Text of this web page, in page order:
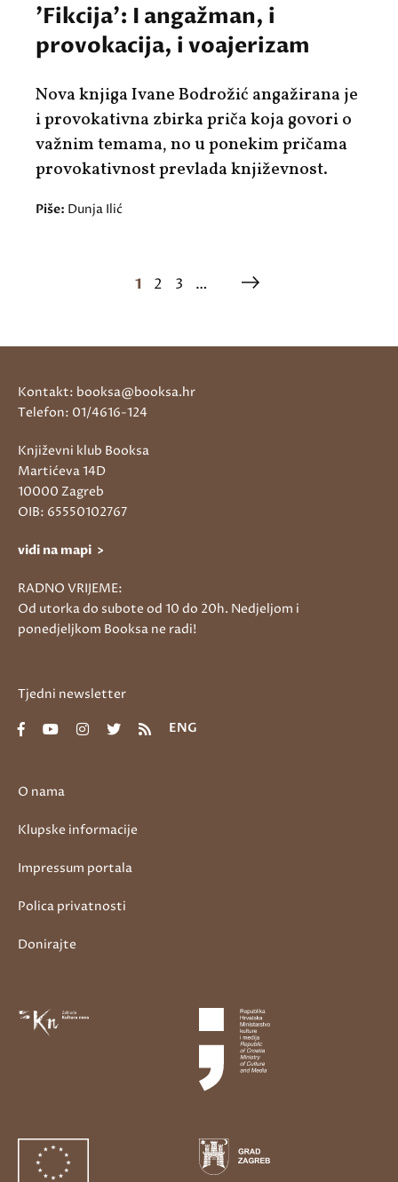
'Fikcija': I angažman, i
provokacija, i voajerizam
Nova knjiga Ivane Bodrožić angažirana je
i provokativna zbirka priča koja govori o
važnim temama, no u ponekim pričama
provokativnost prevlada književnost.
Piše: Dunja Ilić
1 2 3 …
O nama
Klupske informacije
Impressum portala
Polica privatnosti
Donirajte
Kontakt: booksa@booksa.hr
Telefon: 01/4616-124
Književni klub Booksa
Martićeva 14D
10000 Zagreb
OIB: 65550102767
vidi na mapi >
RADNO VRIJEME:
Od utorka do subote od 10 do 20h. Nedjeljom i
ponedjeljkom Booksa ne radi!
Tjedni newsletter
ENG